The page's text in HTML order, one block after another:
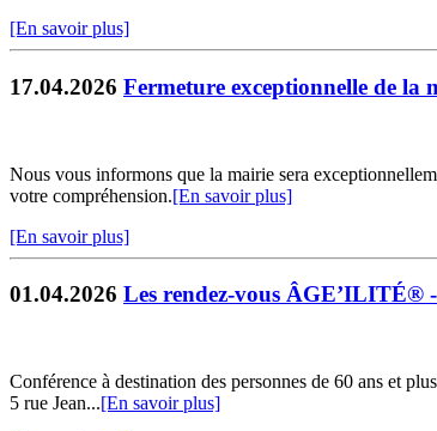
[En savoir plus]
17.04.2026 Fermeture exceptionnelle de la
Nous vous informons que la mairie sera
votre compréhension.[En savoir plus]
[En savoir plus]
01.04.2026 Les rendez-vous ÂGE’ILITÉ®
Conférence à destination des personnes de 60 ans et
5 rue Jean...[En savoir plus]